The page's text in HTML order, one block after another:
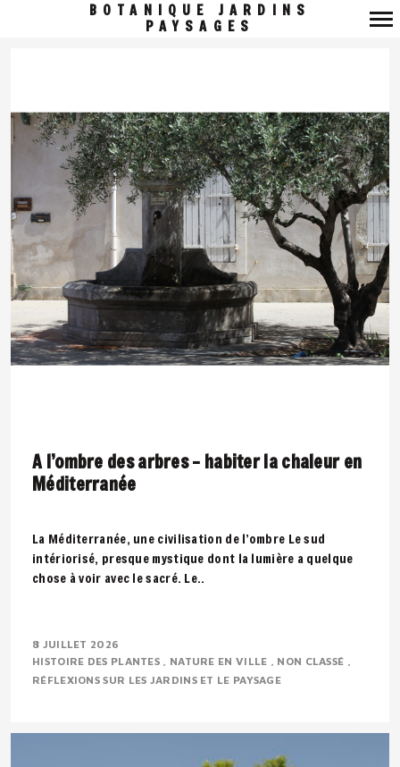
BOTANIQUE JARDINS
PAYSAGES
A l’ombre des arbres – habiter la chaleur en
Méditerranée
La Méditerranée, une civilisation de l’ombre Le sud
intériorisé, presque mystique dont la lumière a quelque
chose à voir avec le sacré. Le..
8 JUILLET 2026
HISTOIRE DES PLANTES
NATURE EN VILLE
NON CLASSÉ
RÉFLEXIONS SUR LES JARDINS ET LE PAYSAGE